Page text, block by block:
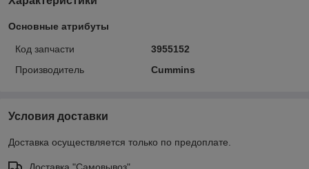
Основные атрибуты
Код запчасти
3955152
Производитель
Cummins
Условия доставки
Доставка осуществляется только по предоплате.
Доставка "Самовывоз"